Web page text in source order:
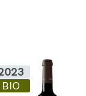
BIO